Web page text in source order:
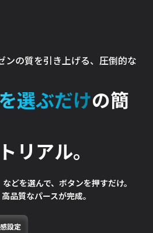
ンの質を引き上げる、圧倒的な
選ぶだけの簡
リアル。​
どを選んで、ボタンを押すだけ。
品質なパースが完成。
設定